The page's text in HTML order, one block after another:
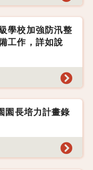
學校加強防汛整
工作，詳如說
園長培力計畫錄